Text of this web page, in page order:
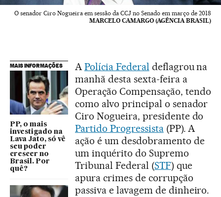
O senador Ciro Nogueira em sessão da CCJ no Senado em março de 2018
MARCELO CAMARGO (AGÊNCIA BRASIL)
MAIS INFORMAÇÕES
PP, o mais
investigado na
Lava Jato, só vê
seu poder
crescer no
Brasil. Por
quê?
APolícia Federal deflagrou na
manhã desta sexta-feira a
Operação Compensação, tendo
como alvo principal o senador
Ciro Nogueira, presidente do
Partido Progressista(PP). A
ação é um desdobramento de
um inquérito do Supremo
Tribunal Federal (STF) que
apura crimes de corrupção
passiva e lavagem de dinheiro.